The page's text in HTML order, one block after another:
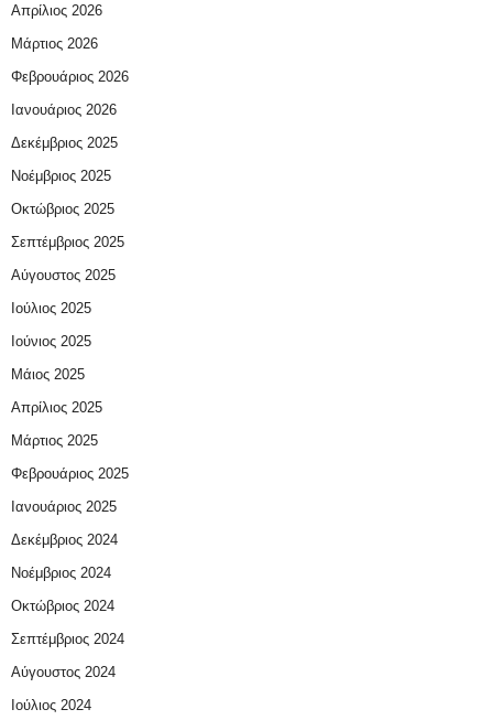
Απρίλιος 2026
Μάρτιος 2026
Φεβρουάριος 2026
Ιανουάριος 2026
Δεκέμβριος 2025
Νοέμβριος 2025
Οκτώβριος 2025
Σεπτέμβριος 2025
Αύγουστος 2025
Ιούλιος 2025
Ιούνιος 2025
Μάιος 2025
Απρίλιος 2025
Μάρτιος 2025
Φεβρουάριος 2025
Ιανουάριος 2025
Δεκέμβριος 2024
Νοέμβριος 2024
Οκτώβριος 2024
Σεπτέμβριος 2024
Αύγουστος 2024
Ιούλιος 2024